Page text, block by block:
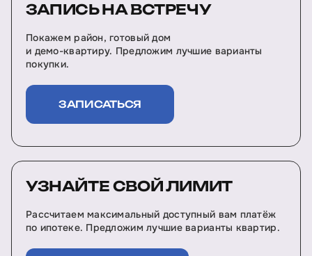
ЗАПИСЬ НА ВСТРЕЧУ
Покажем район, готовый дом
и демо-квартиру. Предложим лучшие варианты
покупки.
ЗАПИСАТЬСЯ
УЗНАЙТЕ СВОЙ ЛИМИТ
Рассчитаем максимальный доступный вам платёж
по ипотеке. Предложим лучшие варианты квартир.